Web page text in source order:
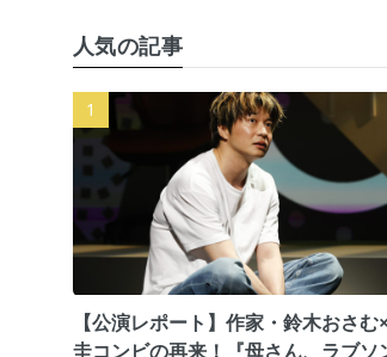
人気の記事
【公演レポート】作家・鈴木おさむ
圭コンビの再来！『母さん、ラブソ